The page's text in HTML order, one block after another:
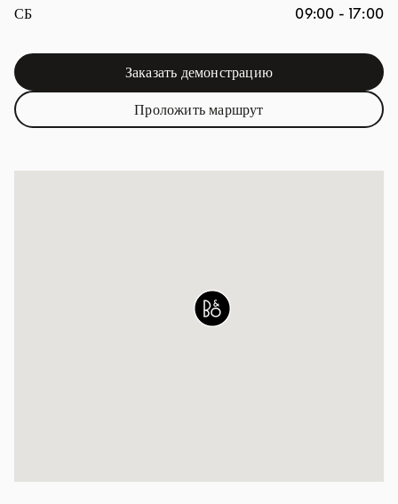
СБ
09:00 - 17:00
Заказать демонстрацию
Link Opens in New Tab
Проложить маршрутLink Opens in New Tab